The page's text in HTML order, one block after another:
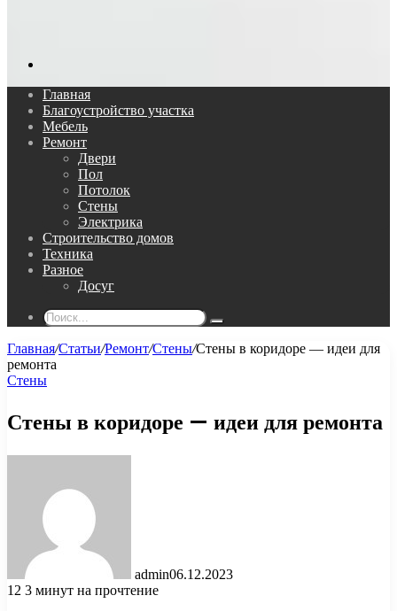
Главная
Благоустройство участка
Мебель
Ремонт
Двери
Пол
Потолок
Стены
Электрика
Строительство домов
Техника
Разное
Досуг
Поиск...
Главная/Статьи/Ремонт/Стены/Стены в коридоре — идеи для
ремонта
Стены
Стены в коридоре — идеи для ремонта
admin06.12.2023
12 3 минут на прочтение